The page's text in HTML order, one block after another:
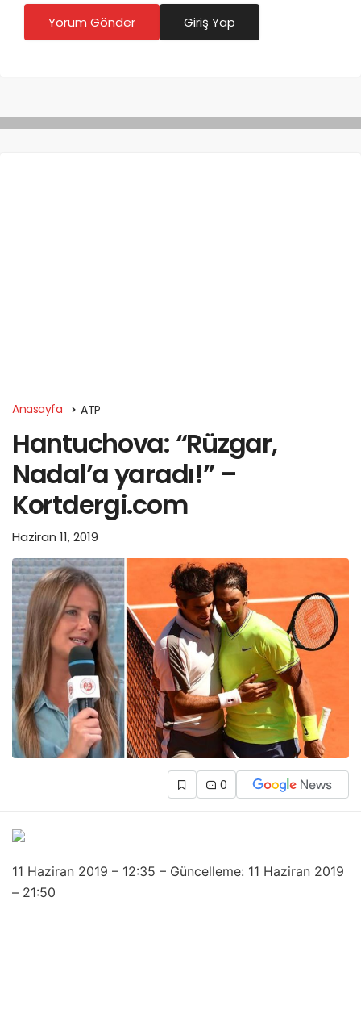
Yorum Gönder Giriş Yap
Anasayfa ATP
Hantuchova: “Rüzgar,
Nadal’a yaradı!” –
Kortdergi.com
Haziran 11, 2019
0
11 Haziran 2019 – 12:35 – Güncelleme: 11 Haziran 2019
– 21:50